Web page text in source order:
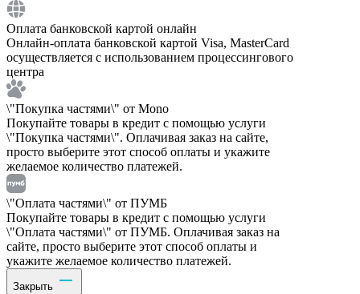
Оплата банковской картой онлайн
Онлайн-оплата банковской картой Visa, MasterCard
осуществляется с использованием процессингового
центра
\"Покупка частями\" от Mono
Покупайте товары в кредит с помощью услуги
\"Покупка частями\". Оплачивая заказ на сайте,
просто выберите этот способ оплаты и укажите
желаемое количество платежей.
\"Оплата частями\" от ПУМБ
Покупайте товары в кредит с помощью услуги
\"Оплата частями\" от ПУМБ. Оплачивая заказ на
сайте, просто выберите этот способ оплаты и
укажите желаемое количество платежей.
Закрыть